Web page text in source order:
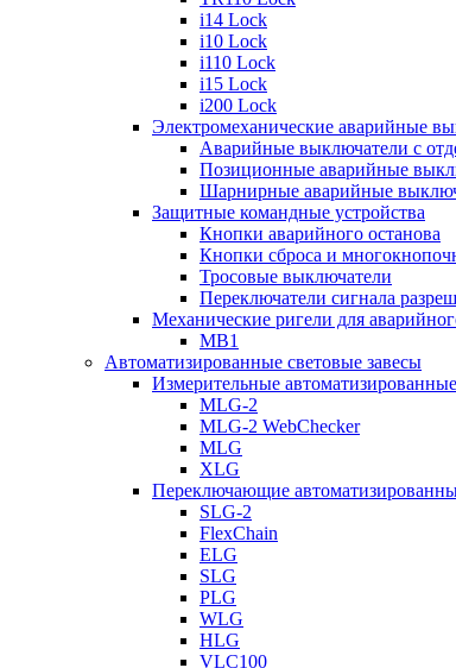
i14 Lock
i10 Lock
i110 Lock
i15 Lock
i200 Lock
Электромеханические аварийные
Аварийные выключатели с
Позиционные аварийные
Шарнирные аварийные
Защитные командные устройства
Кнопки аварийного останова
Кнопки сброса и
Тросовые выключатели
Переключатели сигнала
Механические ригели для
MB1
Автоматизированные световые завесы
Измерительные
MLG-2
MLG-2 WebChecker
MLG
XLG
Переключающие
SLG-2
FlexChain
ELG
SLG
PLG
WLG
HLG
VLC100